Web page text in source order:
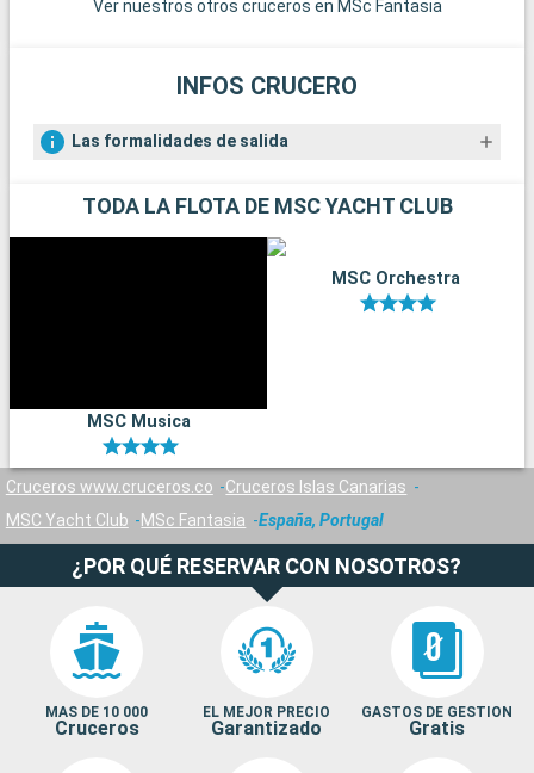
Ver nuestros otros cruceros en MSc Fantasia
INFOS CRUCERO
Las formalidades de salida
TODA LA FLOTA DE MSC YACHT CLUB
MSC Musica
MSC Orchestra
Cruceros www.cruceros.co
Cruceros Islas Canarias
MSC Yacht Club
MSc Fantasia España, Portugal
¿POR QUÉ RESERVAR CON NOSOTROS?
MAS DE 10 000
Cruceros
EL MEJOR PRECIO
Garantizado
GASTOS DE GESTION
Gratis